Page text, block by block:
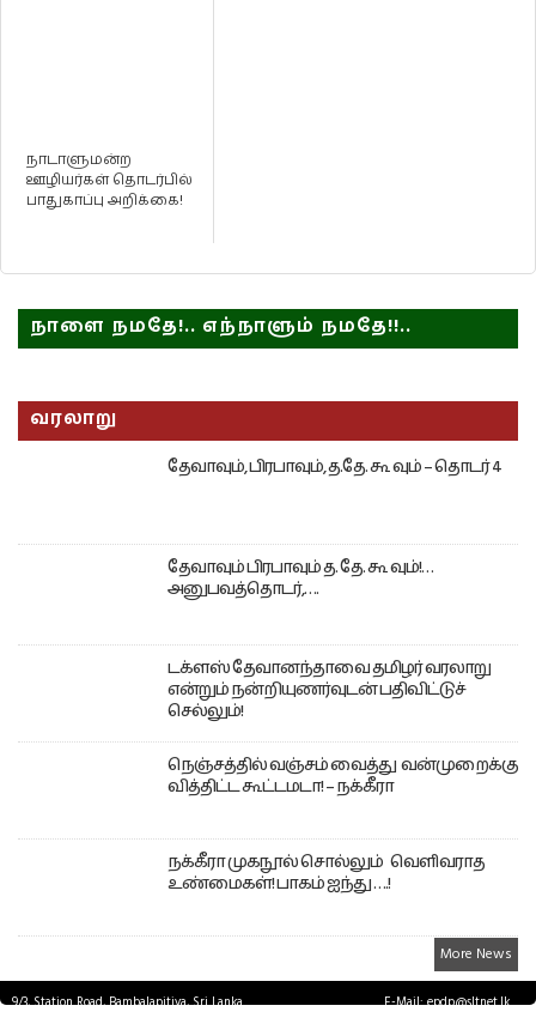
நாடாளுமன்ற
ஊழியர்கள் தொடர்பில்
பாதுகாப்பு அறிக்கை!
நாளை நமதே!.. எந்நாளும் நமதே!!..
வரலாறு
தேவாவும், பிரபாவும், த.தே. கூ வும் – தொடர் 4
தேவாவும் பிரபாவும் த. தே. கூ வும்!…
அனுபவத்தொடர்,….
டக்ளஸ் தேவானந்தாவை தமிழர் வரலாறு
என்றும் நன்றியுணர்வுடன் பதிவிட்டுச்
செல்லும்!
நெஞ்சத்தில் வஞ்சம் வைத்து வன்முறைக்கு
வித்திட்ட கூட்டமடா! – நக்கீரா
நக்கீரா முகநூல் சொல்லும் வெளிவராத
உண்மைகள்! பாகம் ஐந்து ….!
More News
9/3, Station Road, Bambalapitiya, Sri Lanka.
E-Mail: epdp@sltnet.lk